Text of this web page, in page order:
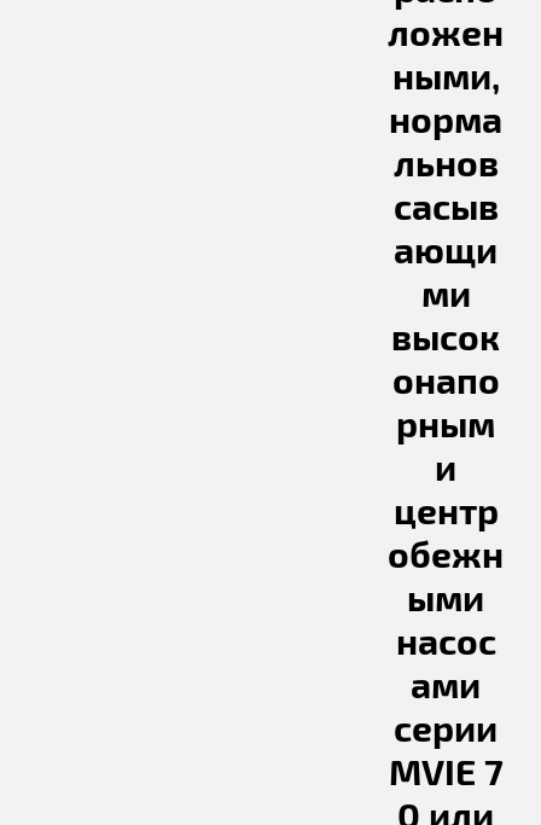
ложен
ными,
норма
льнов
сасыв
ающи
ми
высок
онапо
рным
и
центр
обежн
ыми
насос
ами
серии
MVIE 7